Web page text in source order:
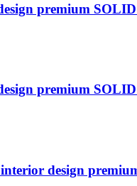
premium
premium
interior design